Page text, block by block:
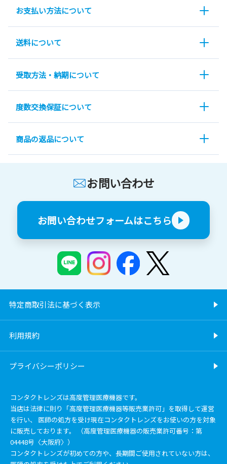
お支払い方法について
送料について
受取方法・納期について
度数交換保証について
商品の返品について
お問い合わせ
お問い合わせフォームはこちら
特定商取引法に基づく表示
利用規約
プライバシーポリシー
コンタクトレンズは高度管理医療機器です。
当店は法律に則り「高度管理医療機器等販売業許可」を取得して運営
を行い、 医師の処方を受け現在コンタクトレンズをお使いの方を対象
に販売しております。 （高度管理医療機器の販売業許可番号：第
04448号〈大阪府〉）
コンタクトレンズが初めての方や、長期間ご使用されていない方は、